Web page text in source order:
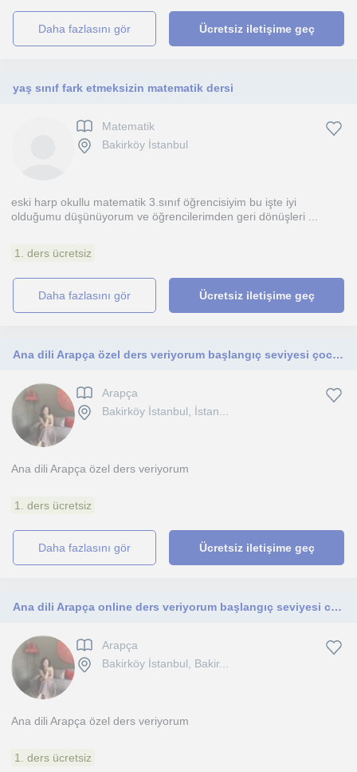
daha fazlasını gör Ücretsiz iletişime geç
yaş sınıf fark etmeksizin matematik dersi
Matematik
Bakirköy İstanbul
eski harp okullu matematik 3.sınıf öğrencisiyim bu işte iyi
olduğumu düşünüyorum ve öğrencilerimden geri dönüşleri ...
1. ders ücretsiz
daha fazlasını gör Ücretsiz iletişime geç
Ana dili Arapça özel ders veriyorum başlangıç seviyesi çocuk ve yetişkin yuzyuze istanbul Avrupa yakası ve online ders veriyorum
Arapça
Bakirköy İstanbul, İstan...
Ana dili Arapça özel ders veriyorum
1. ders ücretsiz
daha fazlasını gör Ücretsiz iletişime geç
Ana dili Arapça online ders veriyorum başlangıç seviyesi cocuk ve yetişkin
Arapça
Bakirköy İstanbul, Bakir...
Ana dili Arapça özel ders veriyorum
1. ders ücretsiz